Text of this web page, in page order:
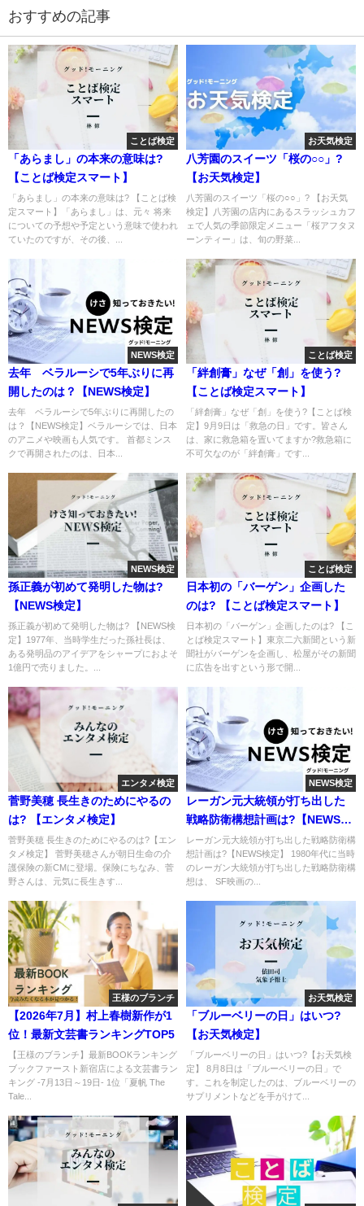
おすすめの記事
ことば検定
「あらまし」の本来の意味は?
【ことば検定スマート】
「あらまし」の本来の意味は? 【ことば検
定スマート】「あらまし」は、元々 将来
についての予想や予定という意味で使われ
ていたのですが、その後、...
お天気検定
八芳園のスイーツ「桜の○○」?
【お天気検定】
八芳園のスイーツ「桜の○○」? 【お天気
検定】八芳園の店内にあるスラッシュカフ
ェで人気の季節限定メニュー「桜アフタヌ
ーンティー」は、旬の野菜...
NEWS検定
去年 ベラルーシで5年ぶりに再
開したのは？【NEWS検定】
去年 ベラルーシで5年ぶりに再開したの
は？【NEWS検定】ベラルーシでは、日本
のアニメや映画も人気です。 首都ミンス
クで再開されたのは、日本...
ことば検定
「絆創膏」なぜ「創」を使う?
【ことば検定スマート】
「絆創膏」なぜ「創」を使う?【ことば検
定】9月9日は「救急の日」です。皆さん
は、家に救急箱を置いてますか?救急箱に
不可欠なのが「絆創膏」です...
NEWS検定
孫正義が初めて発明した物は?
【NEWS検定】
孫正義が初めて発明した物は? 【NEWS検
定】1977年、当時学生だった孫社長は、
ある発明品のアイデアをシャープにおよそ
1億円で売りました。...
ことば検定
日本初の「バーゲン」企画した
のは? 【ことば検定スマート】
日本初の「バーゲン」企画したのは? 【こ
とば検定スマート】東京二六新聞という新
聞社がバーゲンを企画し、松屋がその新聞
に広告を出すという形で開...
エンタメ検定
菅野美穂 長生きのためにやるの
は? 【エンタメ検定】
菅野美穂 長生きのためにやるのは?【エン
タメ検定】 菅野美穂さんが朝日生命の介
護保険の新CMに登場。保険にちなみ、菅
野さんは、元気に長生きす...
NEWS検定
レーガン元大統領が打ち出した
戦略防衛構想計画は?【NEWS検
定】
レーガン元大統領が打ち出した戦略防衛構
想計画は?【NEWS検定】 1980年代に当時
のレーガン大統領が打ち出した戦略防衛構
想は、 SF映画の...
王様のブランチ
【2026年7月】村上春樹新作が1
位！最新文芸書ランキングTOP5
【王様のブランチ】最新BOOKランキング
ブックファースト新宿店による文芸書ラン
キング -7月13日～19日- 1位「夏帆 The
Tale...
お天気検定
「ブルーベリーの日」はいつ?
【お天気検定】
「ブルーベリーの日」はいつ?【お天気検
定】 8月8日は「ブルーベリーの日」で
す。これを制定したのは、ブルーベリーの
サプリメントなどを手がけて...